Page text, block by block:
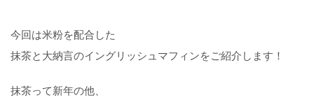
今回は米粉を配合した
抹茶と大納言のイングリッシュマフィンをご紹介します！
抹茶って新年の他、